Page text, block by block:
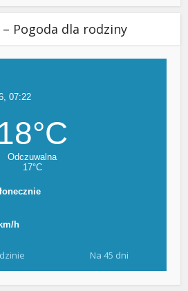
Pogoda dla rodziny
Na 45 dni